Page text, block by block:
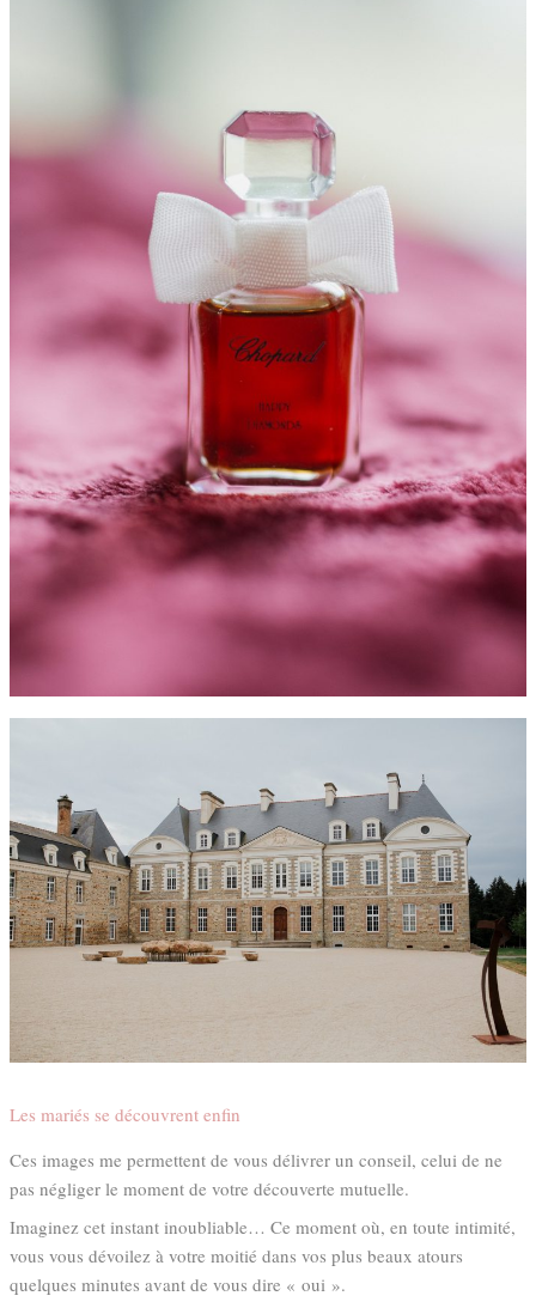
Les mariés se découvrent enfin
Ces images me permettent de vous délivrer un conseil, celui de ne
pas négliger le moment de votre découverte mutuelle.
Imaginez cet instant inoubliable… Ce moment où, en toute intimité,
vous vous dévoilez à votre moitié dans vos plus beaux atours
quelques minutes avant de vous dire « oui ».